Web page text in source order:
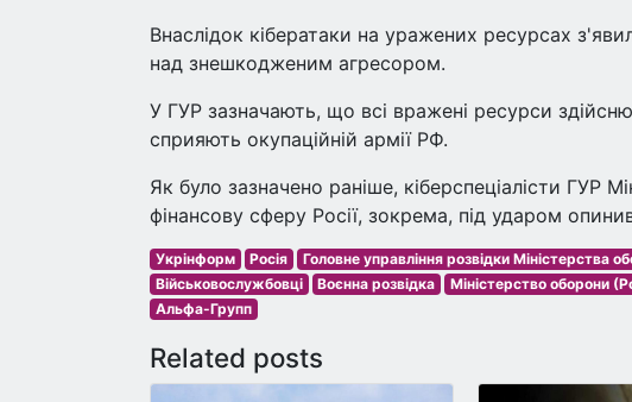
Внаслідок кібератаки на уражених ресурсах
над знешкодженим агресором.
У ГУР зазначають, що всі вражені ресурси
сприяють окупаційній армії РФ.
Як було зазначено раніше, кіберспеціалісти ГУР
фінансову сферу Росії, зокрема, під ударом
Укрінформ Росія Головне управління розвідки Міністерства
Військовослужбовці
Воєнна розвідка Міністерство оборони
Альфа-Групп
Related posts